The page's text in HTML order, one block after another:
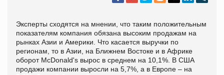
Эксперты сходятся на мнении, что таким положительным
показателям компания обязана высоким продажам на
рынках Азии и Америки. Что касается выручки по
регионам, то в Азии, на Ближнем Востоке и в Африке
оборот McDonald's вырос в среднем на 10,1%. В США
продажи компании выросли на 5,7%, а в Европе – на